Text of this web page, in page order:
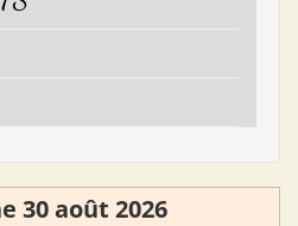
30 août 2026